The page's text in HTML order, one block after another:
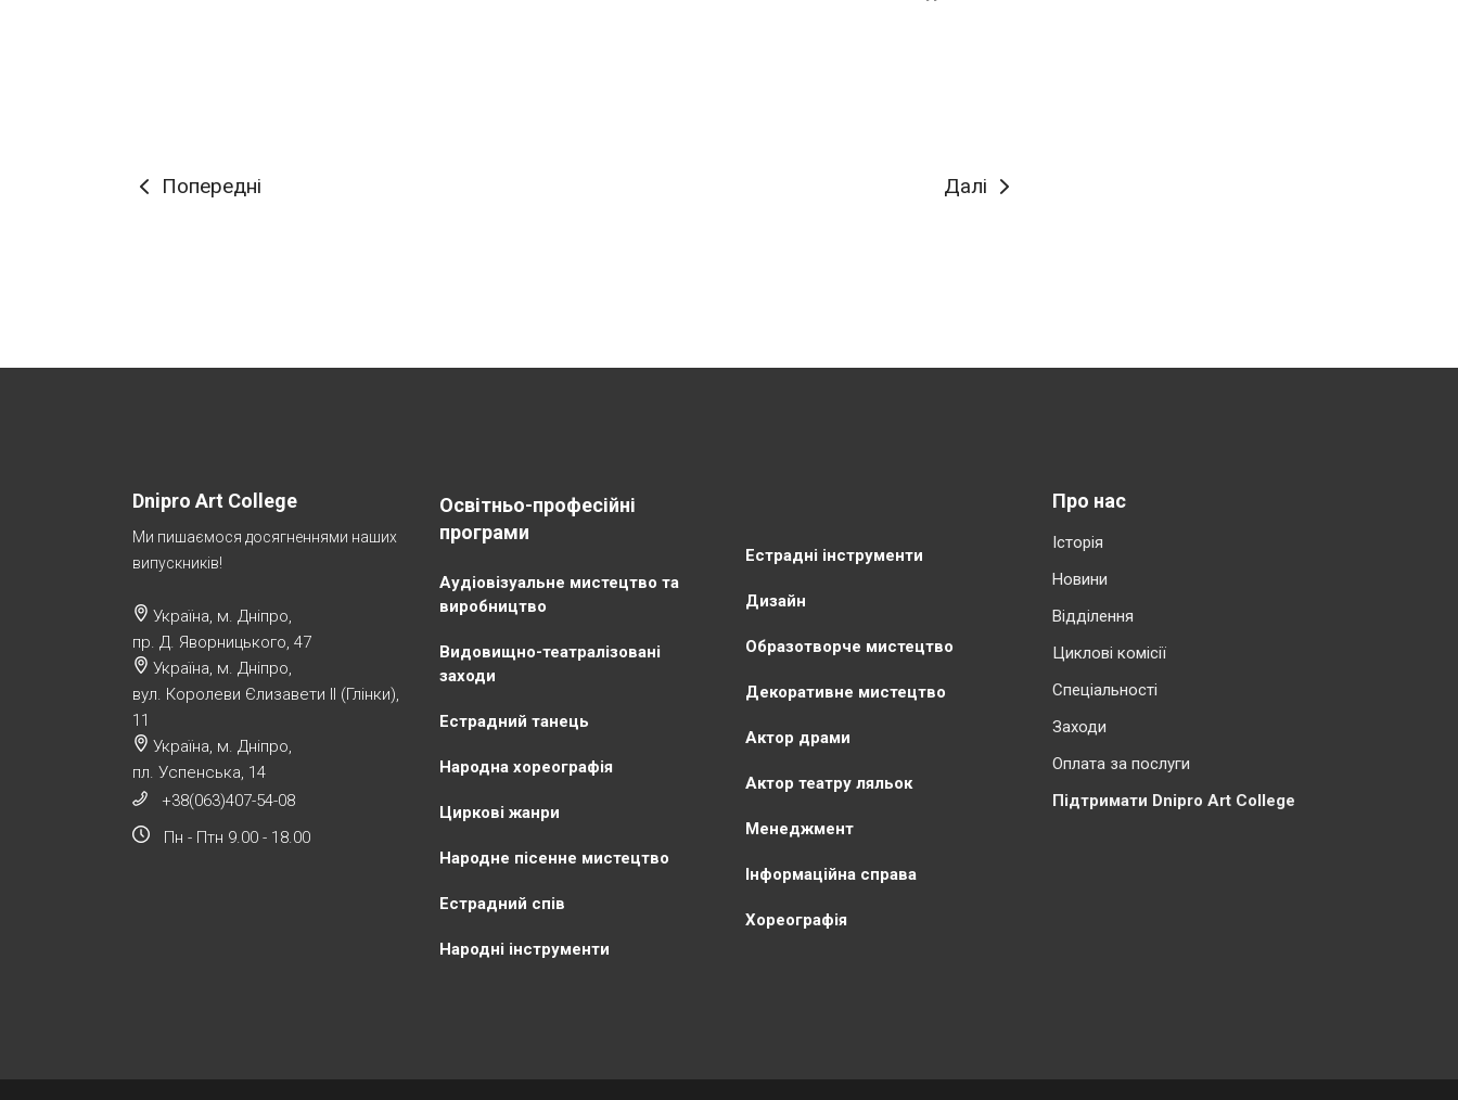
Попередні Далі
Dnipro Art College
Ми пишаємося досягненнями наших
випускників!
Україна, м. Дніпро,
пр. Д. Яворницького, 47
Україна, м. Дніпро,
вул. Королеви Єлизавети ІІ (Глінки),
11
Україна, м. Дніпро,
пл. Успенська, 14
+38(063)407-54-08
Пн - Птн 9.00 - 18.00
Освітньо-професійні
програми
Аудіовізуальне мистецтво та
виробництво
Видовищно-театралізовані
заходи
Естрадний танець
Народна хореографія
Циркові жанри
Народне пісенне мистецтво
Естрадний спів
Народні інструменти
Естрадні інструменти
Дизайн
Образотворче мистецтво
Декоративне мистецтво
Актор драми
Актор театру ляльок
Менеджмент
Інформаційна справа
Хореографія
Про нас
Історія
Новини
Відділення
Циклові комісії
Cпеціальності
Заходи
Оплата за послуги
Підтримати Dnipro Art College